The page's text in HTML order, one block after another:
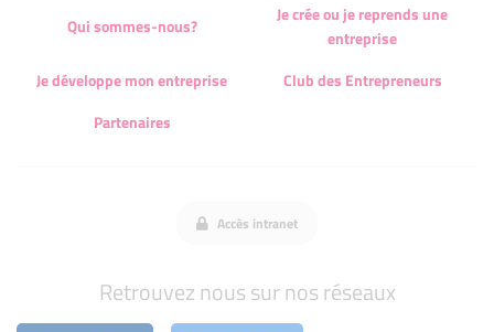
Qui sommes-nous?
Je crée ou je reprends une
entreprise
Je développe mon entreprise
Club des Entrepreneurs
Partenaires
Accès intranet
Retrouvez nous sur nos réseaux